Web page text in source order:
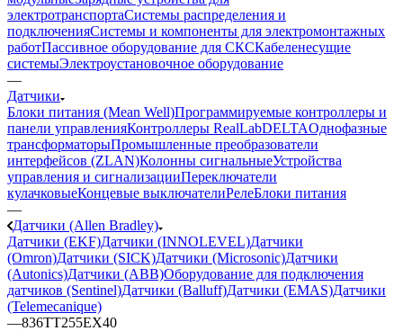
электротранспортаСистемы распределения и
подключенияСистемы и компоненты для электромонтажных
работПассивное оборудование для СКСКабеленесущие
системыЭлектроустановочное оборудование
—
Датчики
Блоки питания (Mean Well)Программируемые контроллеры и
панели управленияКонтроллеры RealLabDELTAОднофазные
трансформаторыПромышленные преобразователи
интерфейсов (ZLAN)Колонны сигнальныеУстройства
управления и сигнализацииПереключатели
кулачковыеКонцевые выключателиРелеБлоки питания
—
Датчики (Allen Bradley)
Датчики (EKF)Датчики (INNOLEVEL)Датчики
(Omron)Датчики (SICK)Датчики (Microsonic)Датчики
(Autonics)Датчики (ABB)Оборудование для подключения
датчиков (Sentinel)Датчики (Balluff)Датчики (EMAS)Датчики
(Telemecanique)
—836TT255EX40